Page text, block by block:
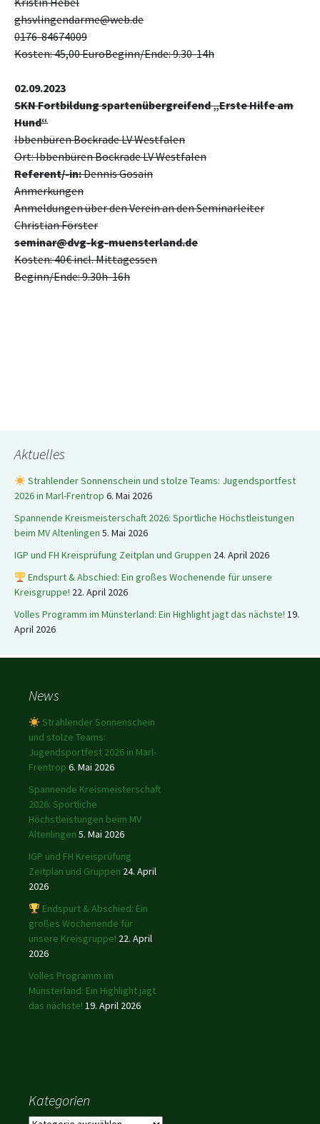
ghsvlingendarme@web.de
0176-84674009
Kosten: 45,00 EuroBeginn/Ende: 9.30-14h
02.09.2023
SKN Fortbildung spartenübergreifend „Erste Hilfe am
Hund“
Ibbenbüren Bockrade LV Westfalen
Ort: Ibbenbüren Bockrade LV Westfalen
Referent/-in:Dennis Gosain
Anmerkungen
Anmeldungen über den Verein an den Seminarleiter
Christian Förster
seminar@dvg-kg-muensterland.de
Kosten: 40€ incl. Mittagessen
Beginn/Ende: 9.30h-16h
Aktuelles
Strahlender Sonnenschein und stolze Teams: Jugendsportfest
2026 in Marl-Frentrop 6. Mai 2026
Spannende Kreismeisterschaft 2026: Sportliche Höchstleistungen
beim MV Altenlingen 5. Mai 2026
IGP und FH Kreisprüfung Zeitplan und Gruppen 24. April 2026
Endspurt & Abschied: Ein großes Wochenende für unsere
Kreisgruppe! 22. April 2026
Volles Programm im Münsterland: Ein Highlight jagt das nächste! 19.
April 2026
News
Strahlender Sonnenschein
und stolze Teams:
Jugendsportfest 2026 in Marl-
Frentrop 6. Mai 2026
Spannende Kreismeisterschaft
2026: Sportliche
Höchstleistungen beim MV
Altenlingen 5. Mai 2026
IGP und FH Kreisprüfung
Zeitplan und Gruppen 24. April
2026
Endspurt & Abschied: Ein
großes Wochenende für
unsere Kreisgruppe! 22. April
2026
Volles Programm im
Münsterland: Ein Highlight jagt
das nächste! 19. April 2026
Kategorien